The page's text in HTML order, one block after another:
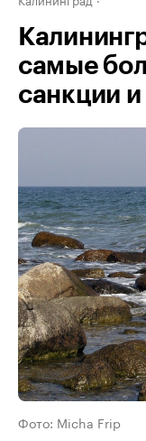
самые
санкции
Фото: Micha Frip